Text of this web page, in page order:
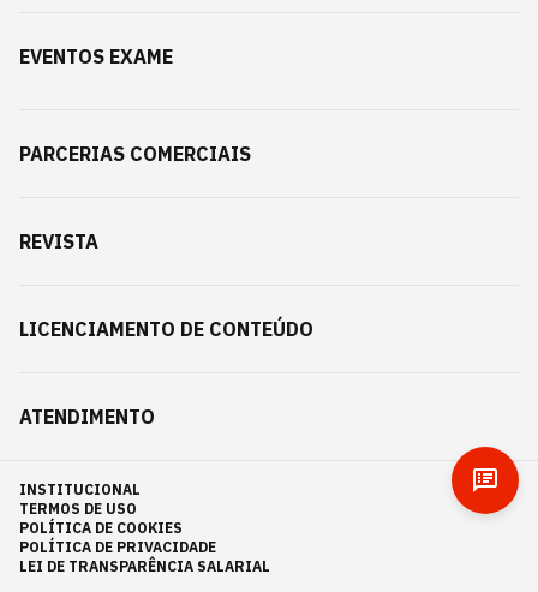
EVENTOS EXAME
PARCERIAS COMERCIAIS
REVISTA
LICENCIAMENTO DE CONTEÚDO
ATENDIMENTO
INSTITUCIONAL
TERMOS DE USO
POLÍTICA DE COOKIES
POLÍTICA DE PRIVACIDADE
LEI DE TRANSPARÊNCIA SALARIAL